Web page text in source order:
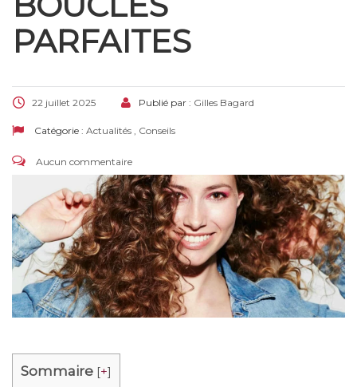
PARFAITES
22 juillet 2025 Publié par : Gilles Bagard
Catégorie : Actualités , Conseils
Aucun commentaire
Sommaire [+]